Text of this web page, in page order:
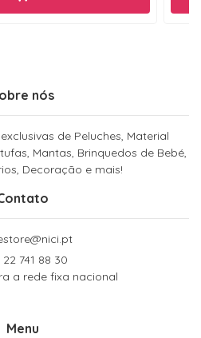
nós
de Peluches, Material
Mantas, Brinquedos de Bebé,
Decoração e mais!
22 741 88 30
a rede fixa nacional
Menu